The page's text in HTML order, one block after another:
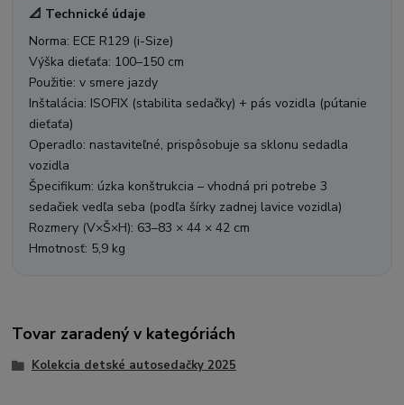
📐 Technické údaje
Norma: ECE R129 (i-Size)
Výška dieťaťa: 100–150 cm
Použitie: v smere jazdy
Inštalácia: ISOFIX (stabilita sedačky) + pás vozidla (pútanie
dieťaťa)
Operadlo: nastaviteľné, prispôsobuje sa sklonu sedadla
vozidla
Špecifikum: úzka konštrukcia – vhodná pri potrebe 3
sedačiek vedľa seba (podľa šírky zadnej lavice vozidla)
Rozmery (V×Š×H): 63–83 × 44 × 42 cm
Hmotnosť: 5,9 kg
Tovar zaradený v kategóriách
Kolekcia detské autosedačky 2025